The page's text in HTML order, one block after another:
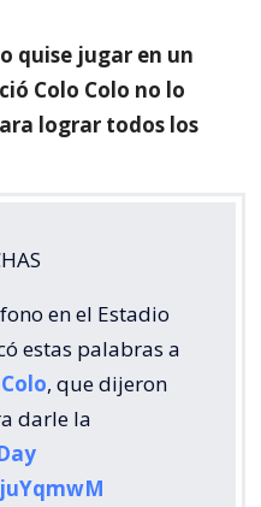
quise jugar en un
Colo Colo no lo
lograr todos los
en el Estadio
estas palabras a
, que dijeron
darle la